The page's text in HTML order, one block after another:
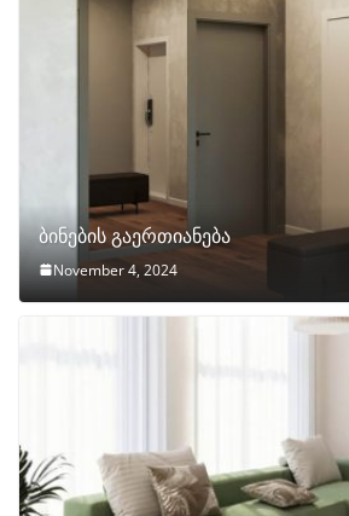
ბინების გაერთიანება
November 4, 2024